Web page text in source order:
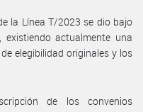
la Línea T/2023 se dio bajo
actualmente una
elegibilidad originales y los
de los convenios